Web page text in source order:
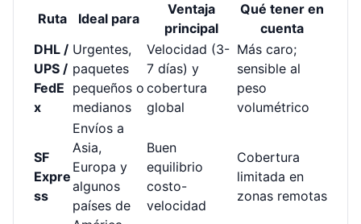
Ruta
Ideal para
Ventaja
principal
Qué tener en
cuenta
DHL /
UPS /
FedE
x
Urgentes,
paquetes
pequeños o
medianos
Velocidad (3-
7 días) y
cobertura
global
Más caro;
sensible al
peso
volumétrico
SF
Expre
ss
Envíos a
Asia,
Europa y
algunos
países de
Buen
equilibrio
costo-
velocidad
Cobertura
limitada en
zonas remotas